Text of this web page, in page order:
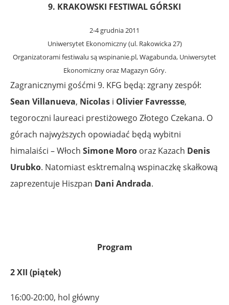
9. KRAKOWSKI FESTIWAL GÓRSKI
2-4 grudnia 2011
Uniwersytet Ekonomiczny (ul. Rakowicka 27)
Organizatorami festiwalu są wspinanie.pl, Wagabunda, Uniwersytet
Ekonomiczny oraz Magazyn Góry.
Zagranicznymi gośćmi 9. KFG będą: zgrany zespół:
Sean Villanueva, Nicolas i Olivier Favressse,
tegoroczni laureaci prestiżowego Złotego Czekana. O
górach najwyższych opowiadać będą wybitni
himalaiści – Włoch Simone Moro oraz Kazach Denis
Urubko. Natomiast esktremalną wspinaczkę skałkową
zaprezentuje Hiszpan Dani Andrada.
Program
2 XII (piątek)
16:00-20:00, hol główny